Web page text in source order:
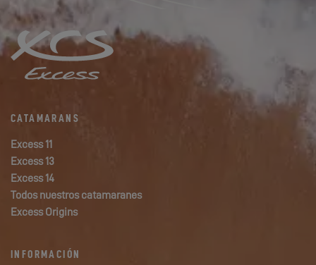
CATAMARANS
Excess 11
Excess 13
Excess 14
Todos nuestros catamaranes
Excess Origins
INFORMACIÓN